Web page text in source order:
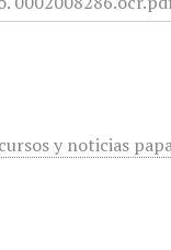
y noticias